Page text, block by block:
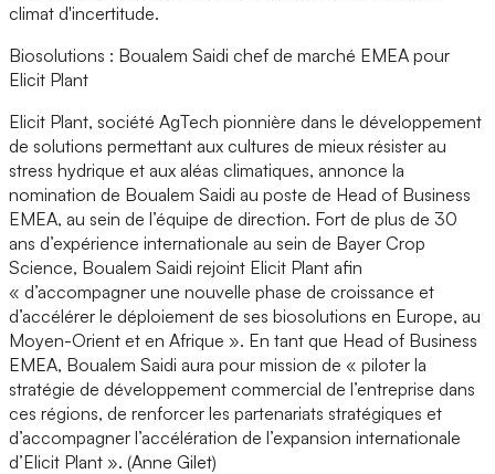
climat d'incertitude.
Biosolutions : Boualem Saidi chef de marché EMEA pour
Elicit Plant
Elicit Plant, société AgTech pionnière dans le développement
de solutions permettant aux cultures de mieux résister au
stress hydrique et aux aléas climatiques, annonce la
nomination de Boualem Saidi au poste de Head of Business
EMEA, au sein de l’équipe de direction. Fort de plus de 30
ans d’expérience internationale au sein de Bayer Crop
Science, Boualem Saidi rejoint Elicit Plant afin
« d’accompagner une nouvelle phase de croissance et
d’accélérer le déploiement de ses biosolutions en Europe, au
Moyen-Orient et en Afrique ». En tant que Head of Business
EMEA, Boualem Saidi aura pour mission de « piloter la
stratégie de développement commercial de l’entreprise dans
ces régions, de renforcer les partenariats stratégiques et
d’accompagner l’accélération de l’expansion internationale
d’Elicit Plant ». (Anne Gilet)